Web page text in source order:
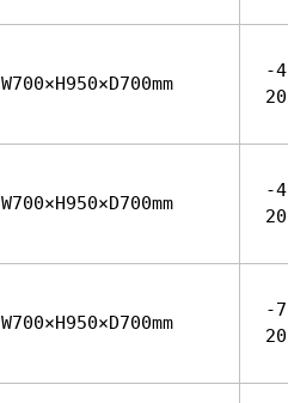
W700×H950×D700mm
-
W700×H950×D700mm
-
W700×H950×D700mm
-